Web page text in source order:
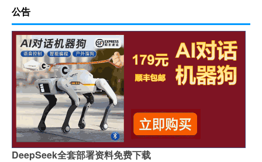
公告
DeepSeek全套部署资料免费下载